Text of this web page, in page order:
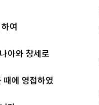
여
아와 창세로
에 영접하였